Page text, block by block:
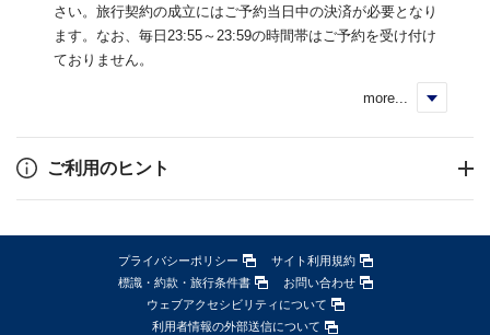
さい。旅行契約の成立にはご予約当日中の決済が必要となり
ます。なお、毎日23:55～23:59の時間帯はご予約を受け付け
ておりません。
more...
ご利用のヒント
プライバシーポリシー
サイト利用規約
標識・約款・旅行条件書
お問い合わせ
ウェブアクセシビリティについて
利用者情報の外部送信について